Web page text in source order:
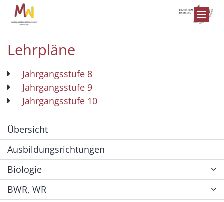
Zum Inhalt springen
Lehrpläne
Jahrgangsstufe 8
Jahrgangsstufe 9
Jahrgangsstufe 10
Übersicht
Ausbildungsrichtungen
Biologie
BWR, WR